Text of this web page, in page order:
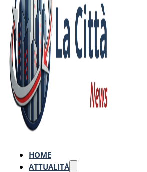
HOME
ATTUALITÀ